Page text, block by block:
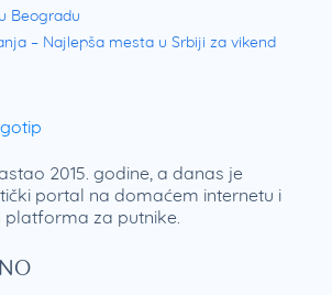
Beogradu
– Najlepša mesta u Srbiji za vikend
2015. godine, a danas je
portal na domaćem internetu i
za putnike.